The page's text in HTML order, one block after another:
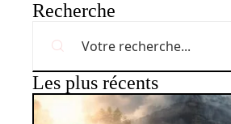
Recherche
Les plus récents